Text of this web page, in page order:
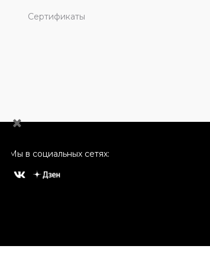
Сертификаты
Мы в социальных сетях: